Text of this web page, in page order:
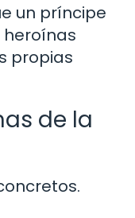
un príncipe
propias
de la